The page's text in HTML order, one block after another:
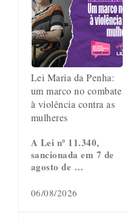
Lei Maria da Penha:
um marco no combate
à violência contra as
mulheres
A Lei nº 11.340,
sancionada em 7 de
agosto de …
06/08/2026